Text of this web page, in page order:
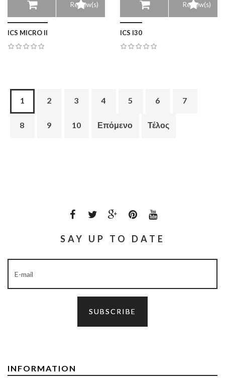
Review(s)
ICS MICRO II
Review(s)
ICS I30
1 2 3 4 5 6 7
8 9 10 Επόμενο Τέλος
SAY UP TO DATE
INFORMATION